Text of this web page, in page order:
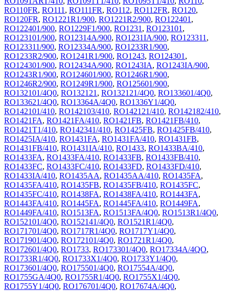
RO110FR, RO111 , RO111FR, RO112, RO112FR, RO120,
RO120FR, RO1221R1/900, RO1221R2/900, RO122401 ,
RO122401/900, RO1229F1/900, RO1231 , RO123101 ,
RO123101/900, RO12314A/900, RO1231IA/900, RO123311 ,
RO123311/900, RO12334A/900, RO1233R1/900,
RO1233R2/900, RO1241R1/900, RO1243, RO124301 ,
RO124301/900, RO12434A/900, RO1243IA, RO1243IA/900,
RO1243R1/900, RO124601/900, RO1246R1/900,
RO1246R2/900, RO1249R1/900, RO125601/900,
RO132101/4Q0, RO132121 , RO132121/4Q0, RO133601/4Q0,
RO133621/4Q0, RO13364A/4Q0, RO1336Y1/4Q0,
RO142101/410, RO142103/410, RO142121/410, RO142182/410,
RO1421FA, RO1421FA/410, RO1421FB, RO1421FB/410,
RO1421T1/410, RO142341/410, RO1425FB, RO1425FB/410,
RO1425IA/410, RO1431FA, RO1431FA/410, RO1431FB,
RO1431FB/410, RO1431IA/410, RO1433, RO1433BA/410,
RO1433FA, RO1433FA/410, RO1433FB, RO1433FB/410,
RO1433FC, RO1433FC/410, RO1433FD, RO1433FD/410,
RO1433IA/410, RO1435AA, RO1435AA/410, RO1435FA,
RO1435FA/410, RO1435FB, RO1435FB/410, RO1435FC,
RO1435FC/410, RO1438FA, RO1438FA/410, RO1443FA,
RO1443FA/410, RO1445FA, RO1445FA/410, RO1449FA,
RO1449FA/410, RO1513FA, RO1513FA/4Q0, RO1513R1/4Q0,
RO152101/4Q0, RO152141/4Q0, RO1521R1/4Q0,
RO171701/4Q0, RO1717R1/4Q0, RO1717Y1/4Q0,
RO171901/4Q0, RO172101/4Q0, RO1721R1/4Q0,
RO172601/4Q0, RO1733, RO173301/4Q0, RO17334A/4QO,
RO1733R1/4Q0, RO1733X1/4Q0, RO1733Y1/4Q0,
RO173601/4Q0, RO175501/4Q0, RO17554A/4Q0,
RO1755GA/4Q0, RO1755R1/4Q0, RO1755X1/4Q0,
RO1755Y1/4Q0, RO176701/4Q0, RO17674A/4Q0,